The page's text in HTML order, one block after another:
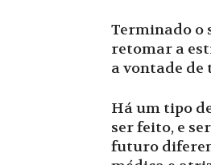
Terminado o
retomar a
a vontade de
Há um tipo
ser feito, e
futuro